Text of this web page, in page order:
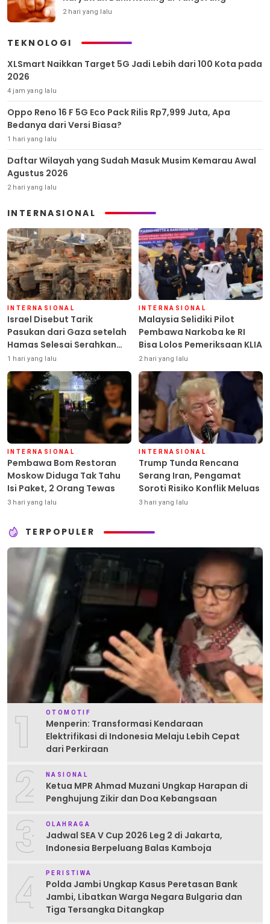
2 hari yang lalu
TEKNOLOGI
XLSmart Naikkan Target 5G Jadi Lebih dari 100 Kota pada
2026
4 jam yang lalu
Oppo Reno 16 F 5G Eco Pack Rilis Rp7,999 Juta, Apa
Bedanya dari Versi Biasa?
1 hari yang lalu
Daftar Wilayah yang Sudah Masuk Musim Kemarau Awal
Agustus 2026
2 hari yang lalu
INTERNASIONAL
INTERNASIONAL
Israel Disebut Tarik
Pasukan dari Gaza setelah
Hamas Selesai Serahkan
Senjata
1 hari yang lalu
INTERNASIONAL
Malaysia Selidiki Pilot
Pembawa Narkoba ke RI
Bisa Lolos Pemeriksaan KLIA
2 hari yang lalu
INTERNASIONAL
Pembawa Bom Restoran
Moskow Diduga Tak Tahu
Isi Paket, 2 Orang Tewas
3 hari yang lalu
INTERNASIONAL
Trump Tunda Rencana
Serang Iran, Pengamat
Soroti Risiko Konflik Meluas
3 hari yang lalu
TERPOPULER
1 OTOMOTIF
Menperin: Transformasi Kendaraan
Elektrifikasi di Indonesia Melaju Lebih Cepat
dari Perkiraan
2 NASIONAL
Ketua MPR Ahmad Muzani Ungkap Harapan di
Penghujung Zikir dan Doa Kebangsaan
3 OLAHRAGA
Jadwal SEA V Cup 2026 Leg 2 di Jakarta,
Indonesia Berpeluang Balas Kamboja
4 PERISTIWA
Polda Jambi Ungkap Kasus Peretasan Bank
Jambi, Libatkan Warga Negara Bulgaria dan
Tiga Tersangka Ditangkap